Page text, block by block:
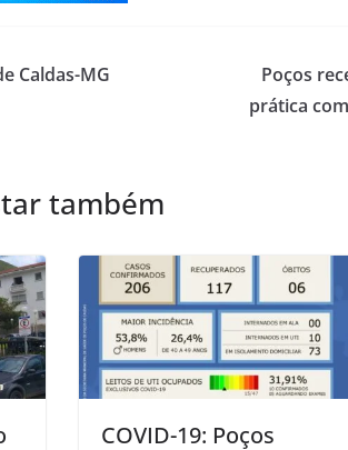
Caldas-MG
Poços
prática
também
COVID-19: Poços